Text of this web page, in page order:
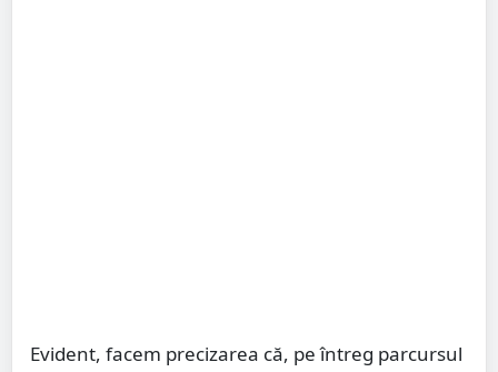
Evident, facem precizarea că, pe întreg parcursul